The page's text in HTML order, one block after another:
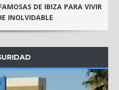
DE IBIZA PARA VIVIR
INOLVIDABLE